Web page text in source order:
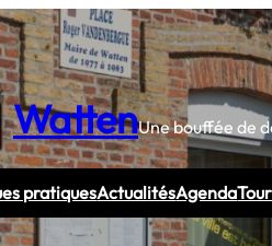
WattenUne bouffée de
pratiquesActualitésAgenda